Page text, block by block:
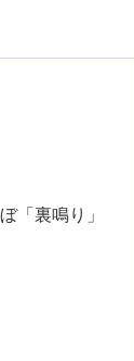
「裏鳴り」